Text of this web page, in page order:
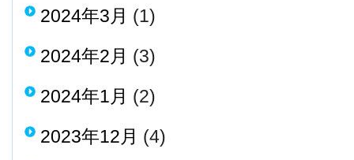
2024年3月 (1)
2024年2月 (3)
2024年1月 (2)
2023年12月 (4)